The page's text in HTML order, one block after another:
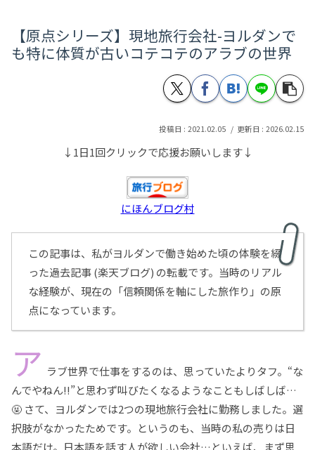
【原点シリーズ】現地旅行会社-ヨルダンで
も特に体質が古いコテコテのアラブの世界
2021.02.05 2026.02.15
↓1日1回クリックで応援お願いします↓
にほんブログ村
この記事は、私がヨルダンで働き始めた頃の体験を綴
った過去記事 (楽天ブログ) の転載です。当時のリアル
な経験が、現在の「信頼関係を軸にした旅作り」の原
点になっています。
ア ラブ世界で仕事をするのは、思っていたよりタフ。“な
んでやねん!!”と思わず叫びたくなるようなこともしばしば…
🤬 さて、ヨルダンでは2つの現地旅行会社に勤務しました。選
択肢がなかったためです。というのも、当時の私の売りは日